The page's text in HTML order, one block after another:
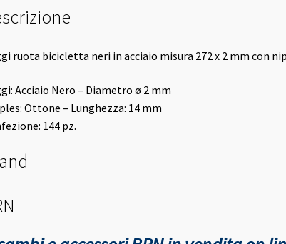
ruota bicicletta neri in acciaio misura 272 x 2 mm con
Acciaio Nero – Diametro ø 2 mm
Ottone – Lunghezza: 14 mm
144 pz.